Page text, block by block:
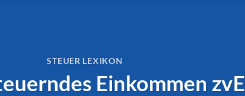
STEUER LEXIKON
Einkommen zvE